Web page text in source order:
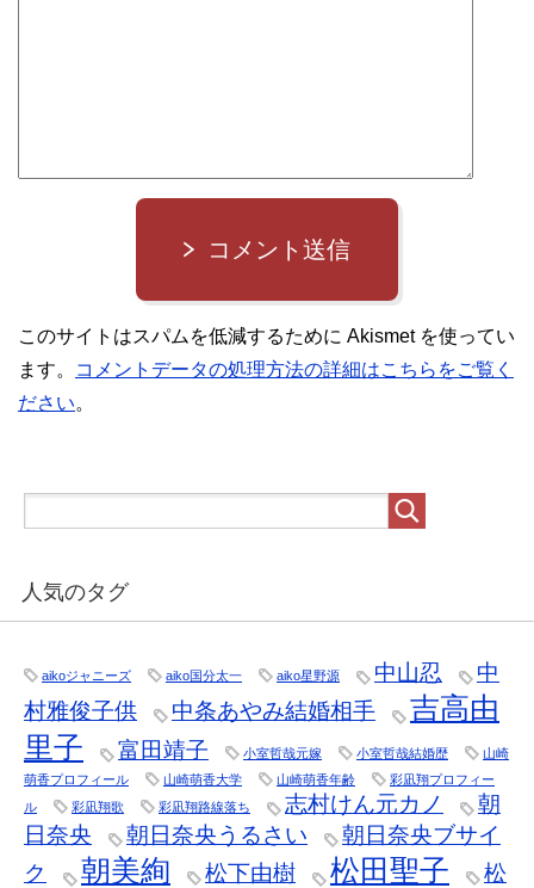
コメント送信
このサイトはスパムを低減するために Akismet を使ってい
ます。
コメントデータの処理方法の詳細はこちらをご覧く
ださい。
人気のタグ
aikoジャニーズ aiko国分太一 aiko星野源 中山忍
中
村雅俊子供
中条あやみ結婚相手
吉高由
里子
富田靖子 小室哲哉元嫁 小室哲哉結婚歴
山崎
萌香プロフィール
山崎萌香大学 山崎萌香年齢
彩凪翔プロフィー
ル
彩凪翔歌 彩凪翔路線落ち 志村けん元カノ
朝
日奈央
朝日奈央うるさい
朝日奈央ブサイ
ク
朝美絢 松下由樹 松田聖子
松